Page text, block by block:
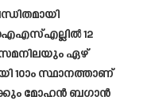
12
സമനിലയും ഏഴ്
10ാം സ്ഥാനത്താണ്
മോഹൻ ബഗാൻ